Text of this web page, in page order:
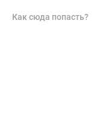
Как сюда попасть?